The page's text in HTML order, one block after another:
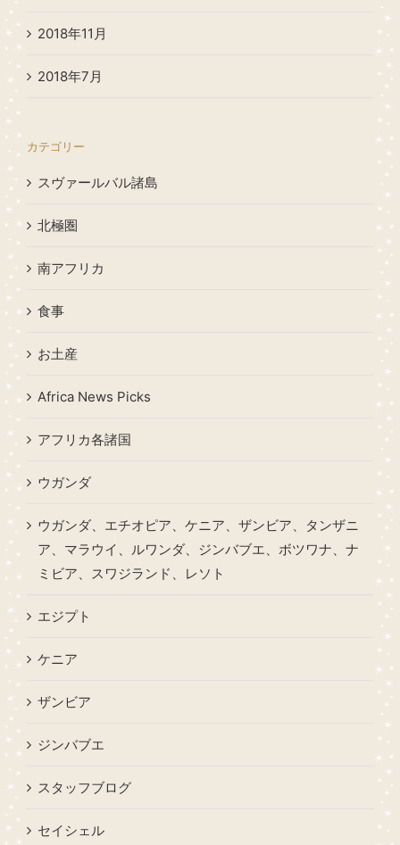
2018年11月
2018年7月
カテゴリー
スヴァールバル諸島
北極圏
南アフリカ
食事
お土産
Africa News Picks
アフリカ各諸国
ウガンダ
ウガンダ、エチオピア、ケニア、ザンビア、タンザニ
ア、マラウイ、ルワンダ、ジンバブエ、ボツワナ、ナ
ミビア、スワジランド、レソト
エジプト
ケニア
ザンビア
ジンバブエ
スタッフブログ
セイシェル